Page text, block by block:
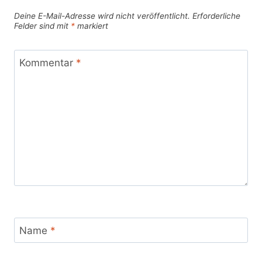
Deine E-Mail-Adresse wird nicht veröffentlicht. Erforderliche
Felder sind mit * markiert
Kommentar *
Name *